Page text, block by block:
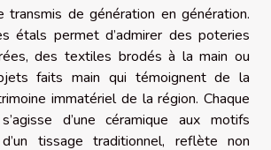
transmis de génération en génération.
étals permet d’admirer des poteries
des textiles brodés à la main ou
faits main qui témoignent de la
immatériel de la région. Chaque
d’une céramique aux motifs
tissage traditionnel, reflète non